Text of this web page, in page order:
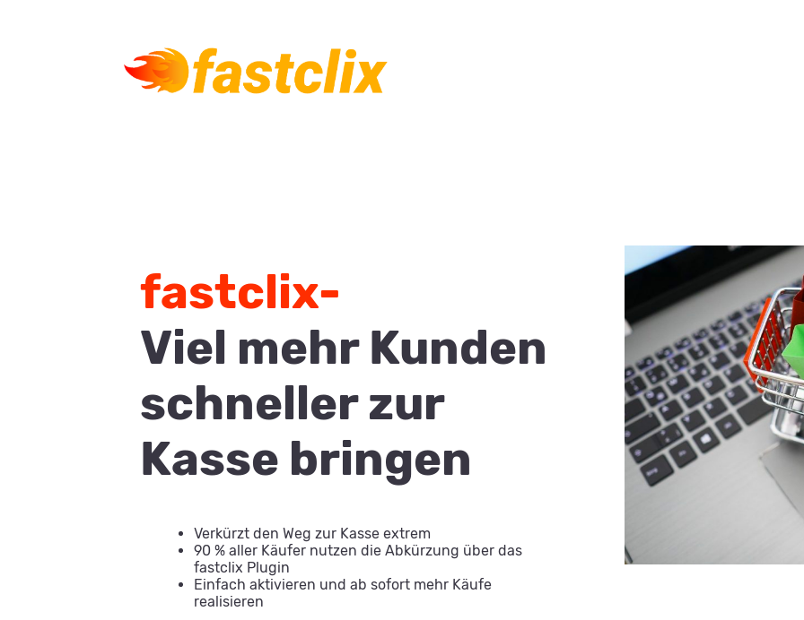
fastclix-
Viel mehr Kunden
schneller zur
Kasse bringen
Verkürzt den Weg zur Kasse extrem
90 % aller Käufer nutzen die Abkürzung über das
fastclix Plugin
Einfach aktivieren und ab sofort mehr Käufe
realisieren